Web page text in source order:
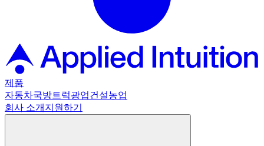
제품
자동차국방트럭광업건설농업
회사 소개 지원하기